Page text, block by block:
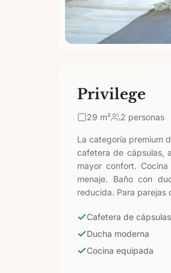
Privilege
29 m² 2 personas
La categoría premium
cafetera de cápsulas,
mayor confort.
menaje. Baño con
reducida. Para parejas
Cafetera de cápsulas
Ducha moderna
Cocina equipada